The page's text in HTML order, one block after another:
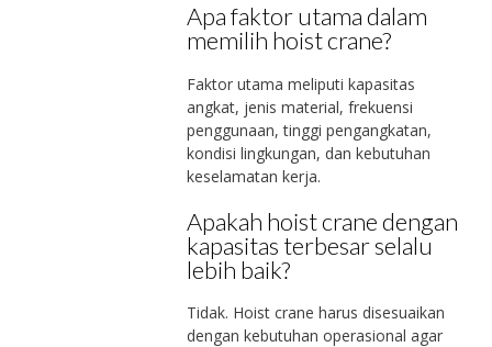
Apa faktor utama dalam
memilih hoist crane?
Faktor utama meliputi kapasitas
angkat, jenis material, frekuensi
penggunaan, tinggi pengangkatan,
kondisi lingkungan, dan kebutuhan
keselamatan kerja.
Apakah hoist crane dengan
kapasitas terbesar selalu
lebih baik?
Tidak. Hoist crane harus disesuaikan
dengan kebutuhan operasional agar